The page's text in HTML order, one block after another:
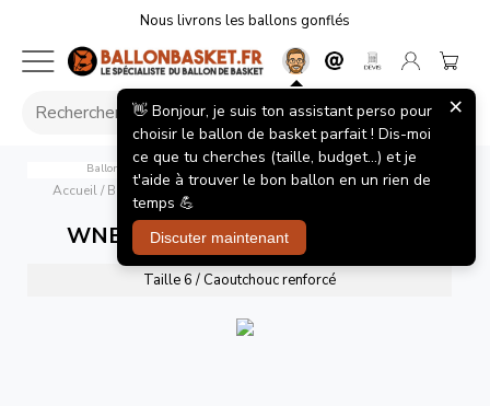
Nous livrons les ballons gonflés
Ballon de Basket WNBA Wilson Indiana Fever Team Tribute
Accueil/ Ballons de basket/ WNBA Team Tribute Indiana Fever
WNBA Team Tribute Indiana Fever
Taille 6 / Caoutchouc renforcé
👋 Bonjour, je suis ton assistant perso pour
choisir le ballon de basket parfait ! Dis-moi
ce que tu cherches (taille, budget...) et je
t'aide à trouver le bon ballon en un rien de
temps 💪
Discuter maintenant
×